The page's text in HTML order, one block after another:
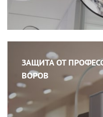
ЗАЩИТА ОТ
ВОРОВ